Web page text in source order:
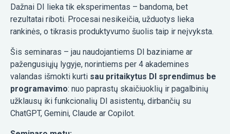
Dažnai DI lieka tik eksperimentas – bandoma, bet
rezultatai riboti. Procesai nesikeičia, užduotys lieka
rankinės, o tikrasis produktyvumo šuolis taip ir neįvyksta.
Šis seminaras – jau naudojantiems DI baziniame ar
pažengusiųjų lygyje, norintiems per 4 akademines
valandas išmokti kurti sau pritaikytus DI sprendimus be
programavimo: nuo paprastų skaičiuoklių ir pagalbinių
užklausų iki funkcionalių DI asistentų, dirbančių su
ChatGPT, Gemini, Claude ar Copilot.